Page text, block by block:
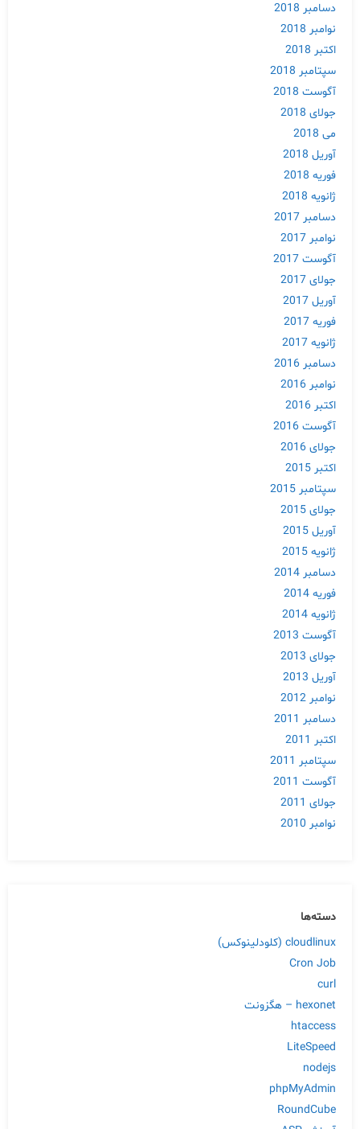
دسامبر 2018
نوامبر 2018
اکتبر 2018
سپتامبر 2018
آگوست 2018
جولای 2018
می 2018
آوریل 2018
فوریه 2018
ژانویه 2018
دسامبر 2017
نوامبر 2017
آگوست 2017
جولای 2017
آوریل 2017
فوریه 2017
ژانویه 2017
دسامبر 2016
نوامبر 2016
اکتبر 2016
آگوست 2016
جولای 2016
اکتبر 2015
سپتامبر 2015
جولای 2015
آوریل 2015
ژانویه 2015
دسامبر 2014
فوریه 2014
ژانویه 2014
آگوست 2013
جولای 2013
آوریل 2013
نوامبر 2012
دسامبر 2011
اکتبر 2011
سپتامبر 2011
آگوست 2011
جولای 2011
نوامبر 2010
دسته‌ها
cloudlinux (کلودلینوکس)
Cron Job
curl
hexonet – هگزونت
htaccess
LiteSpeed
nodejs
phpMyAdmin
RoundCube